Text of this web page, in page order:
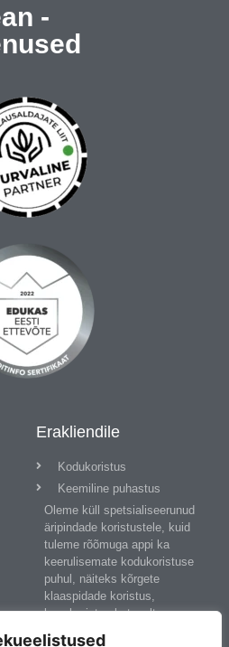
-
Erakliendile
Kodukoristus
Keemiline puhastus
Oleme küll spetsialiseerunud
äripindade koristustele, kuid
tuleme rõõmuga appi ka
keerulisemate kodukoristuse
puhul, näiteks kõrgete
klaaspidade koristus,
lumekoristus katuselt,